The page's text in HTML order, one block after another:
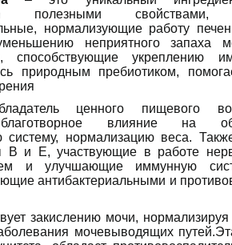
полезными
нормализующие работу
неприятного запаха
способствующие укреплению
природным пребиотиком,
ценного пищевого
влияние на
систему, нормализацию веса.
В и Е, участвующие в работе
и улучшающие иммунную
антибактериальными и
закислению мочи,
мочевыводящих